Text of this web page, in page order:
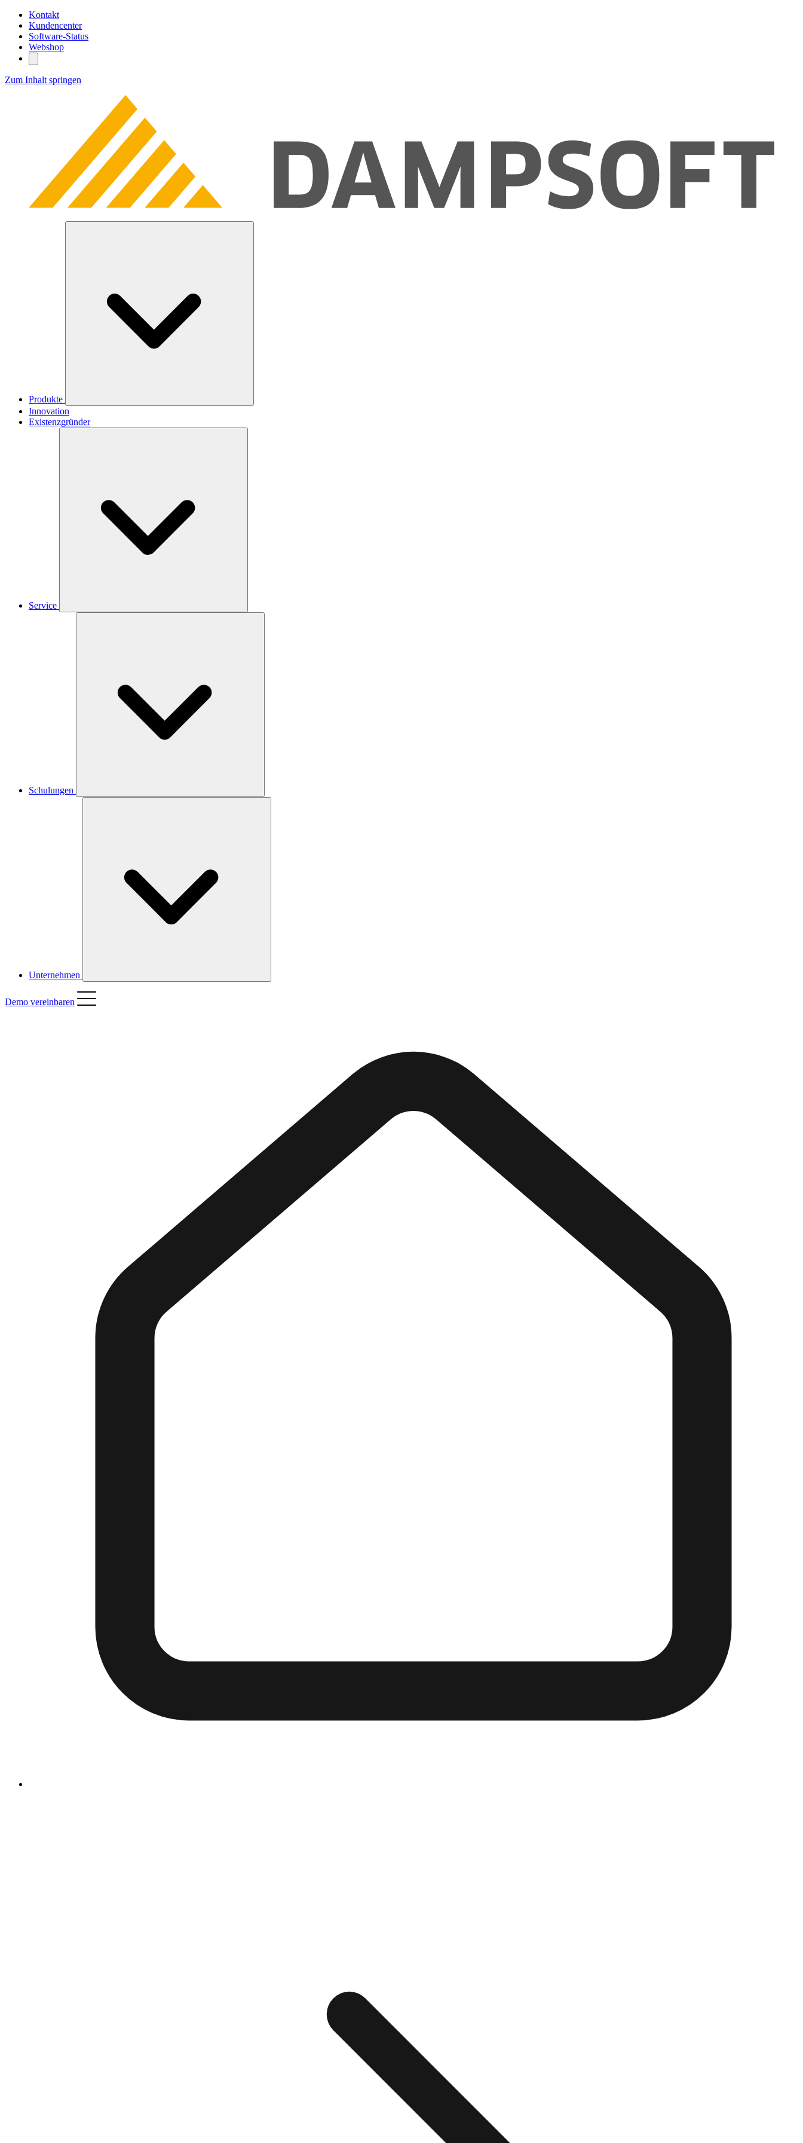
Kontakt
Kundencenter
Software-Status
Webshop
Zum Inhalt springen
Produkte
Innovation
Existenzgründer
Service
Schulungen
Unternehmen
Demo vereinbaren